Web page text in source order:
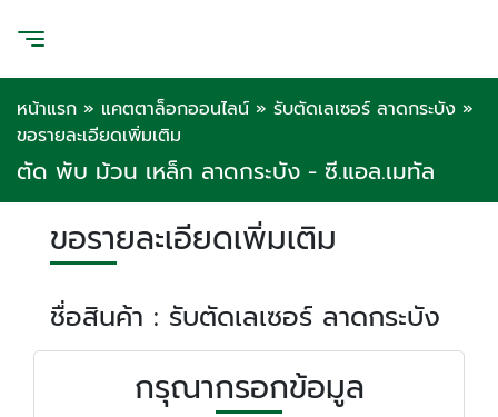
หน้าแรก » แคตตาล็อกออนไลน์ » รับตัดเลเซอร์ ลาดกระบัง »
ขอรายละเอียดเพิ่มเติม
ตัด พับ ม้วน เหล็ก ลาดกระบัง - ซี.แอล.เมทัล
ขอรายละเอียดเพิ่มเติม
ชื่อสินค้า : รับตัดเลเซอร์ ลาดกระบัง
กรุณากรอกข้อมูล